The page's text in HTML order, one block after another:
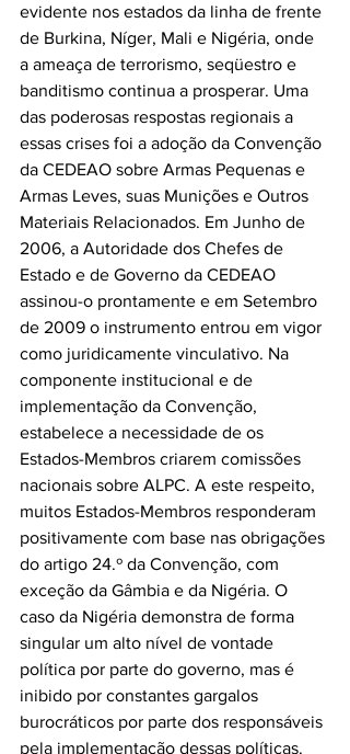
evidente nos estados da linha de frente
de Burkina, Níger, Mali e Nigéria, onde
a ameaça de terrorismo, seqüestro e
banditismo continua a prosperar. Uma
das poderosas respostas regionais a
essas crises foi a adoção da Convenção
da CEDEAO sobre Armas Pequenas e
Armas Leves, suas Munições e Outros
Materiais Relacionados. Em Junho de
2006, a Autoridade dos Chefes de
Estado e de Governo da CEDEAO
assinou-o prontamente e em Setembro
de 2009 o instrumento entrou em vigor
como juridicamente vinculativo. Na
componente institucional e de
implementação da Convenção,
estabelece a necessidade de os
Estados-Membros criarem comissões
nacionais sobre ALPC. A este respeito,
muitos Estados-Membros responderam
positivamente com base nas obrigações
do artigo 24.º da Convenção, com
exceção da Gâmbia e da Nigéria. O
caso da Nigéria demonstra de forma
singular um alto nível de vontade
política por parte do governo, mas é
inibido por constantes gargalos
burocráticos por parte dos responsáveis ​​
pela implementação dessas políticas.